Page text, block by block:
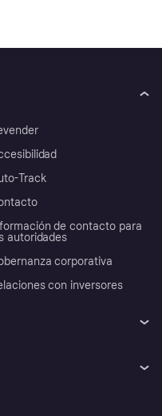
Track
de contacto para
autoridades
corporativa
con inversores